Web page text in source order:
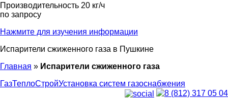
Производительность 20 кг/ч
по запросу
Нажмите для изучения информации
Испарители сжиженного газа в Пушкине
Главная » Испарители сжиженного газа
ГазТеплоСтройУстановка систем газоснабжения
8 (812) 317 05 04